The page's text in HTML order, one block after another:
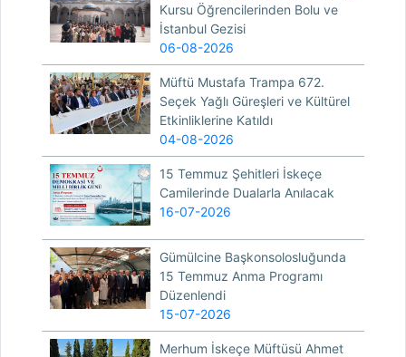
Kursu Öğrencilerinden Bolu ve
İstanbul Gezisi
06-08-2026
Müftü Mustafa Trampa 672.
Seçek Yağlı Güreşleri ve Kültürel
Etkinliklerine Katıldı
04-08-2026
15 Temmuz Şehitleri İskeçe
Camilerinde Dualarla Anılacak
16-07-2026
Gümülcine Başkonsolosluğunda
15 Temmuz Anma Programı
Düzenlendi
15-07-2026
Merhum İskeçe Müftüsü Ahmet